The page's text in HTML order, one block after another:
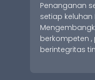
Penanganan
setiap keluhan
berkompeten
berintegritas